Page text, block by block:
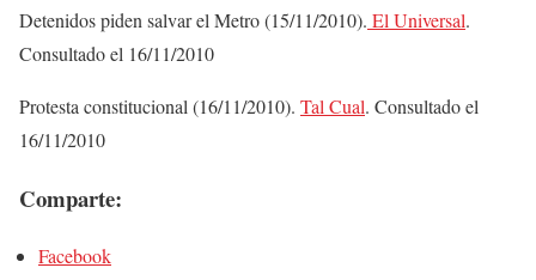
Detenidos piden salvar el Metro (15/11/2010). El Universal.
Consultado el 16/11/2010
Protesta constitucional (16/11/2010). Tal Cual. Consultado el
16/11/2010
Comparte:
Facebook